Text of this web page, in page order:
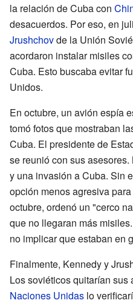
la relación de Cuba con
desacuerdos. Por eso, en
Jrushchovde la Unión
acordaron instalar misiles
Cuba. Esto buscaba evitar
Unidos.
En octubre, un avión espía
tomó fotos que mostraban
Cuba. El presidente de
se reunió con sus
y una invasión a Cuba. Sin
opción menos agresiva
octubre, ordenó un "cerco
que no llegaran más
no implicar que estaban en
Finalmente, Kennedy y
Los soviéticos quitarían sus
Naciones Unidas lo